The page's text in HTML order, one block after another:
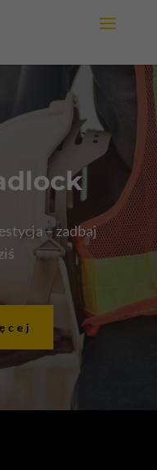
– zadbaj